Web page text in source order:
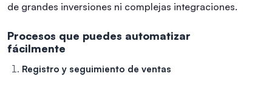
de grandes inversiones ni complejas integraciones.
Procesos que puedes automatizar
fácilmente
Registro y seguimiento de ventas